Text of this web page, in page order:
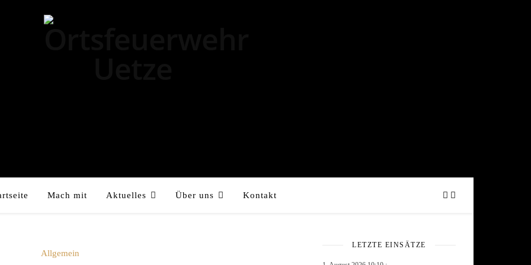
Mach mit Aktuelles Über uns Kontakt
Allgemein
LETZTE EINSÄTZE